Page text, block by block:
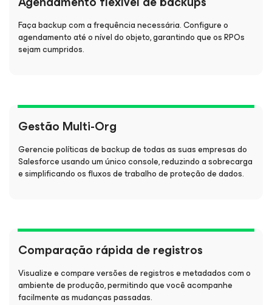
Faça backup com a frequência necessária. Configure o
agendamento até o nível do objeto, garantindo que os RPOs
sejam cumpridos.
Gestão Multi-Org
Gerencie políticas de backup de todas as suas empresas do
Salesforce usando um único console, reduzindo a sobrecarga
e simplificando os fluxos de trabalho de proteção de dados.
Comparação rápida de registros
Visualize e compare versões de registros e metadados com o
ambiente de produção, permitindo que você acompanhe
facilmente as mudanças passadas.